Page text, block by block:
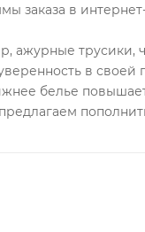
заказа в
ажурные
в своей
белье